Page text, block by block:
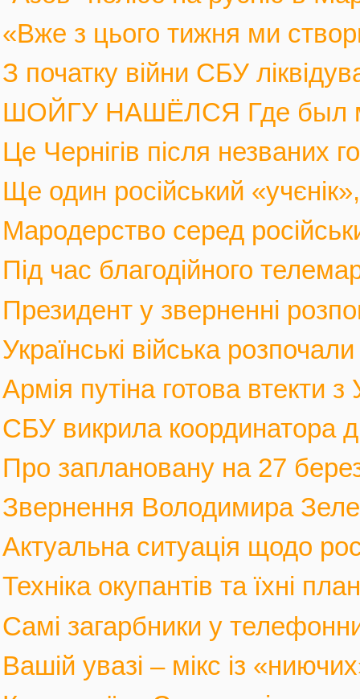
«Вже з цього тижня ми
З початку війни СБУ
ШОЙГУ НАШЁЛСЯ Где был
Це Чернігів після незваних
Ще один російський
Мародерство серед
Під час благодійного
Президент у зверненні
Українські війська
Армія путіна готова втекти
СБУ викрила координатора
Про заплановану на 27
Звернення Володимира
Актуальна ситуація щодо
Техніка окупантів та їхні
Самі загарбники у
Вашій увазі – мікс із